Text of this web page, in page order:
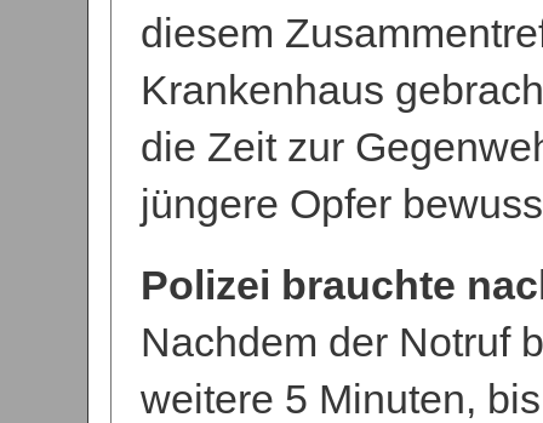
diesem
Krankenhaus
die Zeit zur
jüngere Opfer
Polizei brauchte
Nachdem der Notruf
weitere 5 Minuten,